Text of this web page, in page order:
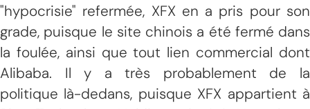
"hypocrisie" refermée, XFX en a pris pour son
grade, puisque le site chinois a été fermé dans
la foulée, ainsi que tout lien commercial dont
Alibaba. Il y a très probablement de la
politique là-dedans, puisque XFX appartient à